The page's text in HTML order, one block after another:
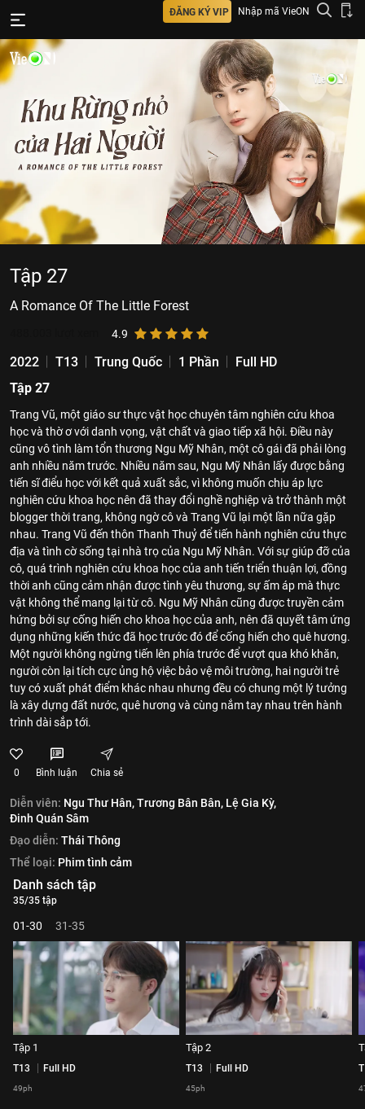
ĐĂNG KÝ VIP Nhập mã VieON
Tập 27
A Romance Of The Little Forest
4.9
2022 T13 Trung Quốc 1 Phần
Full HD
Tập 27
Trang Vũ, một giáo sư thực vật học chuyên tâm nghiên cứu khoa
học và thờ ơ với danh vọng, vật chất và giao tiếp xã hội. Điều này
cũng vô tình làm tổn thương Ngu Mỹ Nhân, một cô gái đã phải lòng
anh nhiều năm trước. Nhiều năm sau, Ngu Mỹ Nhân lấy được bằng
tiến sĩ điểu học với kết quả xuất sắc, vì không muốn chịu áp lực
nghiên cứu khoa học nên đã thay đổi nghề nghiệp và trở thành một
blogger thời trang, không ngờ cô và Trang Vũ lại một lần nữa gặp
nhau. Trang Vũ đến thôn Thanh Thuỷ để tiến hành nghiên cứu thực
địa và tình cờ sống tại nhà trọ của Ngu Mỹ Nhân. Với sự giúp đỡ của
cô, quá trình nghiên cứu khoa học của anh tiến triển thuận lợi, đồng
thời anh cũng cảm nhận được tình yêu thương, sự ấm áp mà thực
vật không thể mang lại từ cô. Ngu Mỹ Nhân cũng được truyền cảm
hứng bởi sự cống hiến cho khoa học của anh, nên đã quyết tâm ứng
dụng những kiến thức đã học trước đó để cống hiến cho quê hương.
Một người không ngừng tiến lên phía trước để vượt qua khó khăn,
người còn lại tích cực ủng hộ việc bảo vệ môi trường, hai người trẻ
tuy có xuất phát điểm khác nhau nhưng đều có chung một lý tưởng
là xây dựng đất nước, quê hương và cùng nắm tay nhau trên hành
trình dài sắp tới.
0 Bình luận Chia sẻ
Diễn viên: Ngu Thư Hân,Trương Bân Bân, Lệ Gia Kỳ,
Đinh Quán Sâm
Đạo diễn: Thái Thông
Thể loại: Phim tình cảm
Danh sách tập
35/35 tập
01-30 31-35
Tập 1
T13 Full HD
49ph
Tập 2
T13 Full HD
45ph